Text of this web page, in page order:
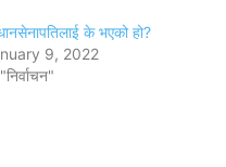
के भएको हो?
9, 2022